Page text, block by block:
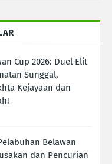
Cup 2026: Duel Elit
Sunggal,
Kejayaan dan
Belawan
dan Pencurian